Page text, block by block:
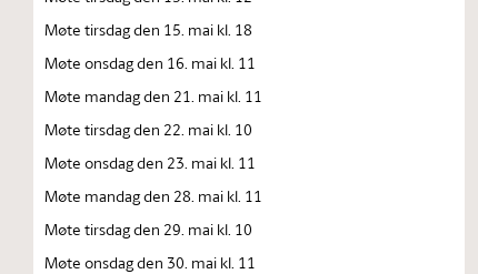
Møte tirsdag den 15. mai kl. 18
Møte onsdag den 16. mai kl. 11
Møte mandag den 21. mai kl. 11
Møte tirsdag den 22. mai kl. 10
Møte onsdag den 23. mai kl. 11
Møte mandag den 28. mai kl. 11
Møte tirsdag den 29. mai kl. 10
Møte onsdag den 30. mai kl. 11